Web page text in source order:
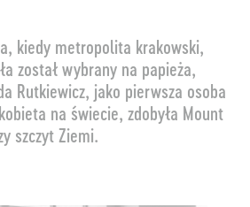
kiedy metropolita krakowski,
został wybrany na papieża,
Rutkiewicz, jako pierwsza osoba
na świecie, zdobyła Mount
szczyt Ziemi.